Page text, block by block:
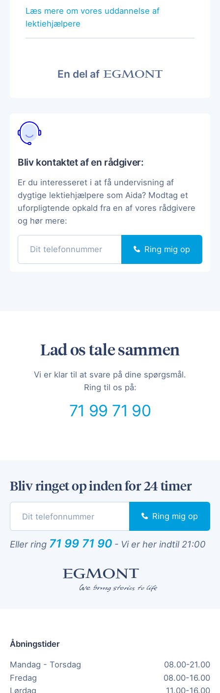
Læs mere om vores uddannelse af
lektiehjælpere
En del af
Bliv kontaktet af en rådgiver:
Er du interesseret i at få undervisning af
dygtige lektiehjælpere som Aida? Modtag et
uforpligtende opkald fra en af vores rådgivere
og hør mere:
Ring mig op
Lad os tale sammen
Vi er klar til at svare på dine spørgsmål.
Ring til os på:
71 99 71 90
Bliv ringet op inden for 24 timer
Ring mig op
Eller ring 71 99 71 90 - Vi er her indtil 21:00
Åbningstider
Mandag - Torsdag
08.00-21.00
Fredag
08.00-16.00
Lørdag
11.00-16.00